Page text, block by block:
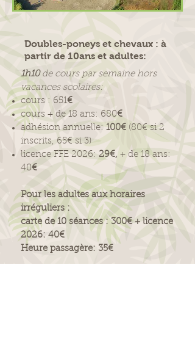
Doubles-poneys et chevaux : à
partir de 10ans et adultes:
1h10 de cours par semaine hors
vacances scolaires:
cours : 651€
cours + de 18 ans: 680€
adhésion annuelle: 100€ (80€ si 2
inscrits, 65€ si 3)
licence FFE 2026: 29€, + de 18 ans:
40€
Pour les adultes aux horaires
irréguliers :
carte de 10 séances : 300€ + licence
2026: 40€
Heure passagère: 35€